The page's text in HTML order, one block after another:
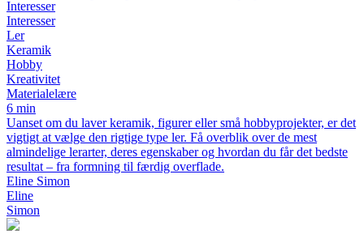
Interesser
Interesser
Ler
Keramik
Hobby
Kreativitet
Materialelære
6 min
Uanset om du laver keramik, figurer eller små hobbyprojekter, er det
vigtigt at vælge den rigtige type ler. Få overblik over de mest
almindelige lerarter, deres egenskaber og hvordan du får det bedste
resultat – fra formning til færdig overflade.
Eline Simon
Eline
Simon